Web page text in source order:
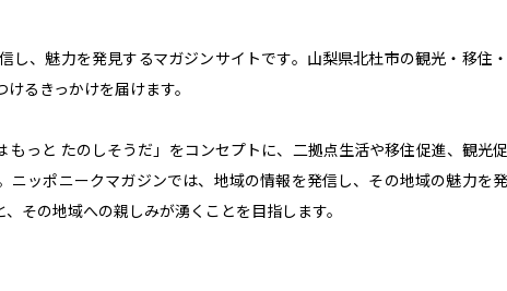
し、魅力を発見するマガジンサイトです。山梨県北杜市の観光・移住
るきっかけを届けます。
もっと たのしそうだ」をコンセプトに、二拠点生活や移住促進、観光
ニッポニークマガジンでは、地域の情報を発信し、その地域の魅力を
その地域への親しみが湧くことを目指します。